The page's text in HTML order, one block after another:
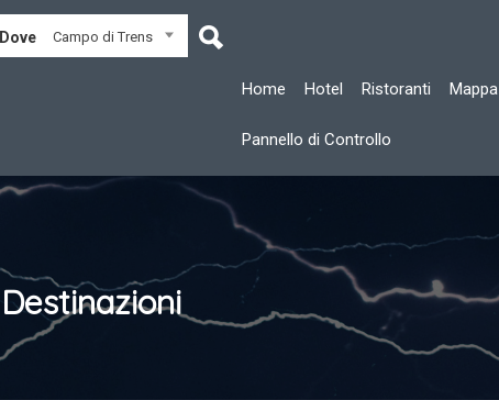
Dove Campo di Trens
Home Hotel Ristoranti Mappa
Pannello di Controllo
Destinazioni